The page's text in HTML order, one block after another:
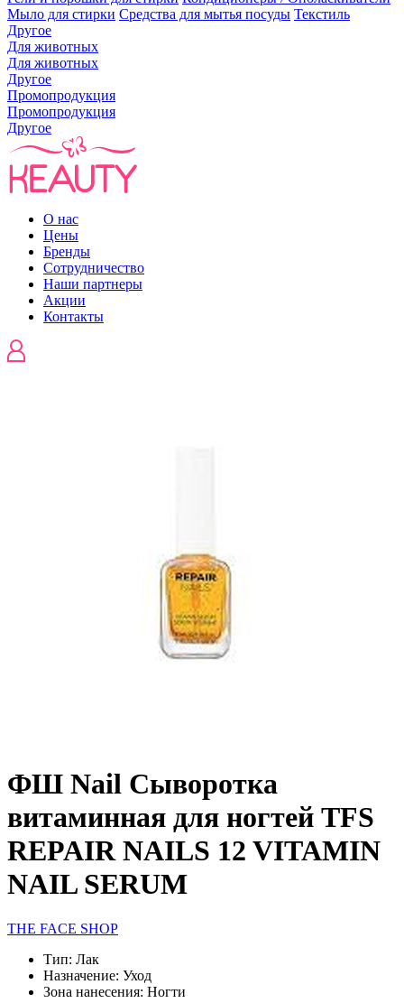
Мыло для стирки Средства для мытья посуды Текстиль
Другое
Для животных
Для животных
Другое
Промопродукция
Промопродукция
Другое
О нас
Цены
Бренды
Сотрудничество
Наши партнеры
Акции
Контакты
ФШ Nail Сыворотка
витаминная для ногтей TFS
REPAIR NAILS 12 VITAMIN
NAIL SERUM
THE FACE SHOP
Тип: Лак
Назначение: Уход
Зона нанесения: Ногти